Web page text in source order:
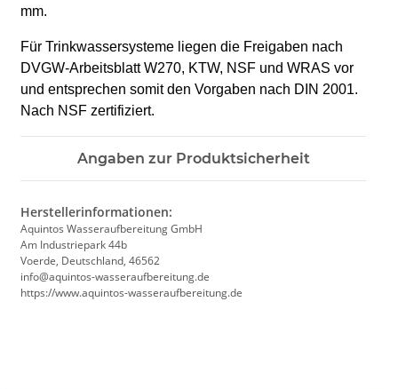
mm.
Für Trinkwassersysteme liegen die Freigaben nach
DVGW-Arbeitsblatt W270, KTW, NSF und WRAS vor
und entsprechen somit den Vorgaben nach DIN 2001.
Nach NSF zertifiziert.
Angaben zur Produktsicherheit
Herstellerinformationen:
Aquintos Wasseraufbereitung GmbH
Am Industriepark 44b
Voerde, Deutschland, 46562
info@aquintos-wasseraufbereitung.de
https://www.aquintos-wasseraufbereitung.de